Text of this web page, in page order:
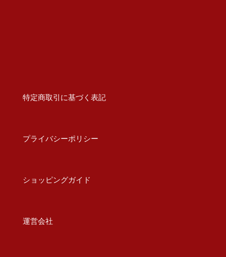
特定商取引に基づく表記
プライバシーポリシー
ショッピングガイド
運営会社